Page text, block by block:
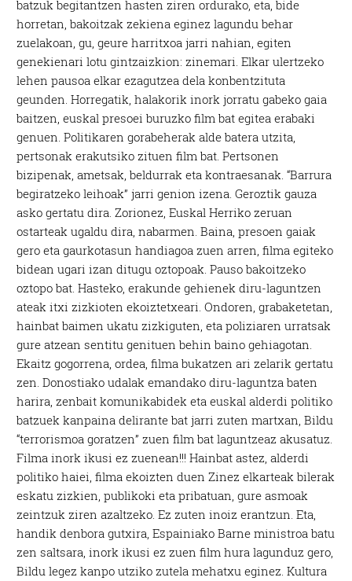
batzuk begitantzen hasten ziren ordurako, eta, bide
horretan, bakoitzak zekiena eginez lagundu behar
zuelakoan, gu, geure harritxoa jarri nahian, egiten
genekienari lotu gintzaizkion: zinemari. Elkar ulertzeko
lehen pausoa elkar ezagutzea dela konbentzituta
geunden. Horregatik, halakorik inork jorratu gabeko gaia
baitzen, euskal presoei buruzko film bat egitea erabaki
genuen. Politikaren gorabeherak alde batera utzita,
pertsonak erakutsiko zituen film bat. Pertsonen
bizipenak, ametsak, beldurrak eta kontraesanak. “Barrura
begiratzeko leihoak” jarri genion izena. Geroztik gauza
asko gertatu dira. Zorionez, Euskal Herriko zeruan
ostarteak ugaldu dira, nabarmen. Baina, presoen gaiak
gero eta gaurkotasun handiagoa zuen arren, filma egiteko
bidean ugari izan ditugu oztopoak. Pauso bakoitzeko
oztopo bat. Hasteko, erakunde gehienek diru-laguntzen
ateak itxi zizkioten ekoiztetxeari. Ondoren, grabaketetan,
hainbat baimen ukatu zizkiguten, eta poliziaren urratsak
gure atzean sentitu genituen behin baino gehiagotan.
Ekaitz gogorrena, ordea, filma bukatzen ari zelarik gertatu
zen. Donostiako udalak emandako diru-laguntza baten
harira, zenbait komunikabidek eta euskal alderdi politiko
batzuek kanpaina delirante bat jarri zuten martxan, Bildu
“terrorismoa goratzen” zuen film bat laguntzeaz akusatuz.
Filma inork ikusi ez zuenean!!! Hainbat astez, alderdi
politiko haiei, filma ekoizten duen Zinez elkarteak bilerak
eskatu zizkien, publikoki eta pribatuan, gure asmoak
zeintzuk ziren azaltzeko. Ez zuten inoiz erantzun. Eta,
handik denbora gutxira, Espainiako Barne ministroa batu
zen saltsara, inork ikusi ez zuen film hura lagunduz gero,
Bildu legez kanpo utziko zutela mehatxu eginez. Kultura